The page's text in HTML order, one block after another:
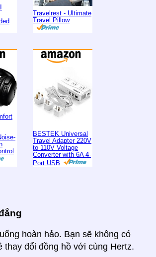
Travelrest - Ultimate
Travel Pillow
BESTEK Universal
Travel Adapter 220V
to 110V Voltage
Converter with 6A 4-
Port USB
hoàn hảo. Bạn sẽ không có
thay đổi đồng hồ với cùng Hertz.